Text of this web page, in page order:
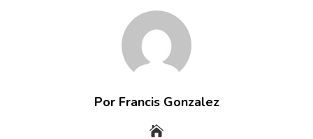
Por Francis Gonzalez